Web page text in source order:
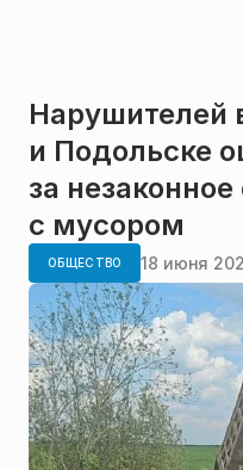
Нарушителей
и Подольске
за
с мусором
ОБЩЕСТВО 18 июня